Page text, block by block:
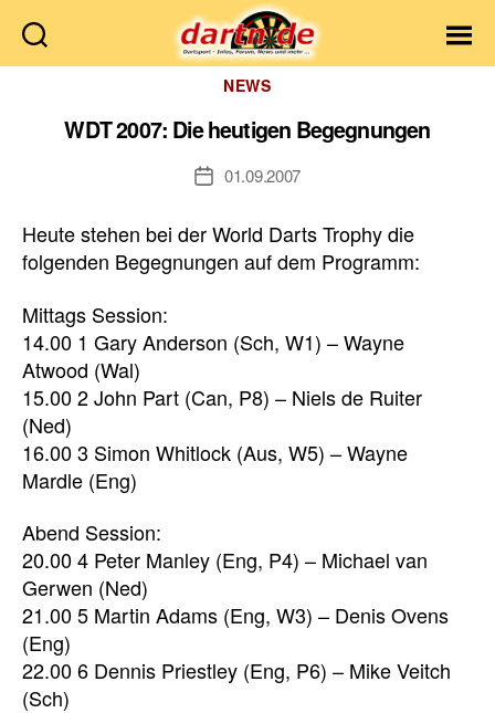
Dartn.de
Kategorien
NEWS
WDT 2007: Die heutigen Begegnungen
Veröffentlichungsdatum
01.09.2007
Heute stehen bei der World Darts Trophy die
folgenden Begegnungen auf dem Programm:
Mittags Session:
14.00 1 Gary Anderson (Sch, W1) – Wayne
Atwood (Wal)
15.00 2 John Part (Can, P8) – Niels de Ruiter
(Ned)
16.00 3 Simon Whitlock (Aus, W5) – Wayne
Mardle (Eng)
Abend Session:
20.00 4 Peter Manley (Eng, P4) – Michael van
Gerwen (Ned)
21.00 5 Martin Adams (Eng, W3) – Denis Ovens
(Eng)
22.00 6 Dennis Priestley (Eng, P6) – Mike Veitch
(Sch)